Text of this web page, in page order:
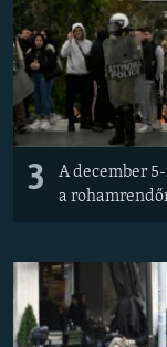
3
A december
a